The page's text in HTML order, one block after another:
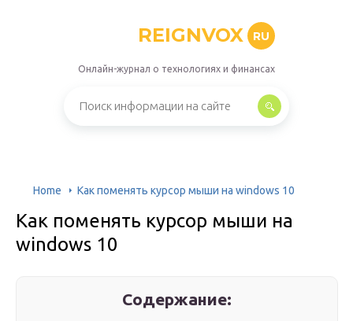
REIGNVOX RU
Онлайн-журнал о технологиях и финансах
Home Как поменять курсор мыши на windows 10
Как поменять курсор мыши на
windows 10
Содержание: